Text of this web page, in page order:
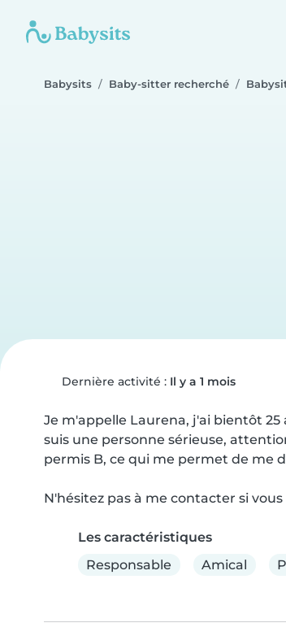
Babysits Baby-sitter recherché
Dernière activité : Il y a 1 mois
Je m'appelle Laurena, j'ai bientôt
suis une personne sérieuse,
permis B, ce qui me permet de me
N'hésitez pas à me contacter si
Les caractéristiques
Responsable
Amical